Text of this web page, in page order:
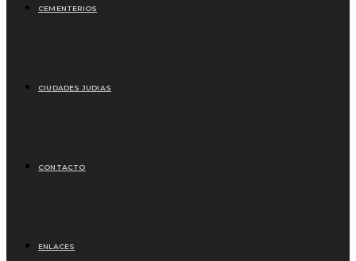
CEMENTERIOS
CIUDADES JUDIAS
CONTACTO
ENLACES